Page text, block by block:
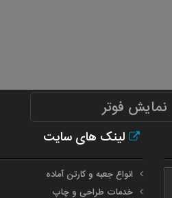
نمایش فوتر
لینک های سایت
انواع جعبه و کارتن آماده
خدمات طراحی و چاپ